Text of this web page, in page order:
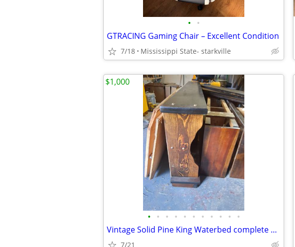
• •
GTRACING Gaming Chair – Excellent Condition
7/18 Mississippi State- starkville
• • • • • • • • • • •
Vintage Solid Pine King Waterbed complete set
7/21
$1,000